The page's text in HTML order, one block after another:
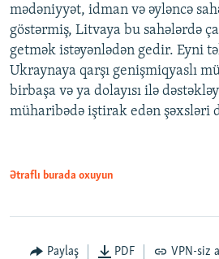
mədəniyyət, idman və əyləncə
göstərmiş, Litvaya bu sahələrdə
getmək istəyənlədən gedir. Eyni
Ukraynaya qarşı genişmiqyaslı
birbaşa və ya dolayısı ilə
müharibədə iştirak edən şəxsləri
Ətraflı burada oxuyun
Paylaş PDF VPN-siz